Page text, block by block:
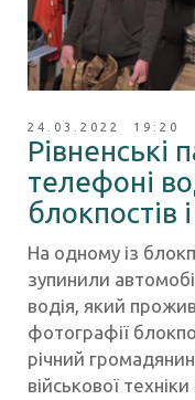
24.03.2022 19:20
Рівненські
телефоні
блокпостів
На одному із
зупинили
водія, який
фотографії
річний
військової